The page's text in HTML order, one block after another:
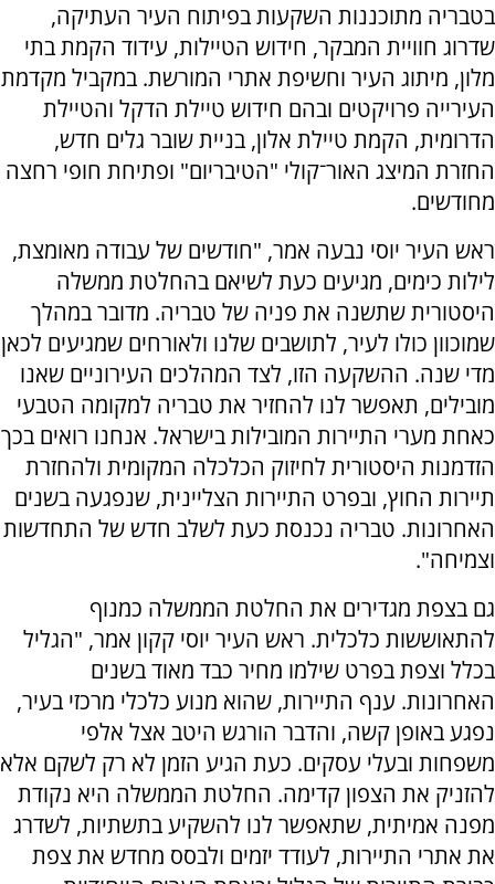
בטבריה מתוכננות השקעות בפיתוח העיר העתיקה,
שדרוג חוויית המבקר, חידוש הטיילות, עידוד הקמת בתי
מלון, מיתוג העיר וחשיפת אתרי המורשת. במקביל מקדמת
העירייה פרויקטים ובהם חידוש טיילת הדקל והטיילת
הדרומית, הקמת טיילת אלון, בניית שובר גלים חדש,
החזרת המיצג האור־קולי "הטיבריום" ופתיחת חופי רחצה
מחודשים.
ראש העיר יוסי נבעה אמר, "חודשים של עבודה מאומצת,
לילות כימים, מגיעים כעת לשיאם בהחלטת ממשלה
היסטורית שתשנה את פניה של טבריה. מדובר במהלך
שמוכוון כולו לעיר, לתושבים שלנו ולאורחים שמגיעים לכאן
מדי שנה. ההשקעה הזו, לצד המהלכים העירוניים שאנו
מובילים, תאפשר לנו להחזיר את טבריה למקומה הטבעי
כאחת מערי התיירות המובילות בישראל. אנחנו רואים בכך
הזדמנות היסטורית לחיזוק הכלכלה המקומית ולהחזרת
תיירות החוץ, ובפרט התיירות הצליינית, שנפגעה בשנים
האחרונות. טבריה נכנסת כעת לשלב חדש של התחדשות
וצמיחה".
גם בצפת מגדירים את החלטת הממשלה כמנוף
להתאוששות כלכלית. ראש העיר יוסי קקון אמר, "הגליל
בכלל וצפת בפרט שילמו מחיר כבד מאוד בשנים
האחרונות. ענף התיירות, שהוא מנוע כלכלי מרכזי בעיר,
נפגע באופן קשה, והדבר הורגש היטב אצל אלפי
משפחות ובעלי עסקים. כעת הגיע הזמן לא רק לשקם אלא
להזניק את הצפון קדימה. החלטת הממשלה היא נקודת
מפנה אמיתית, שתאפשר לנו להשקיע בתשתיות, לשדרג
את אתרי התיירות, לעודד יזמים ולבסס מחדש את צפת